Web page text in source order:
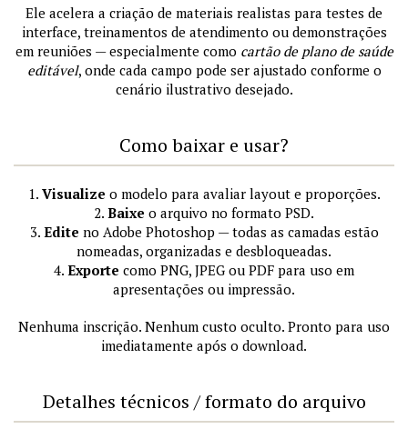
Ele acelera a criação de materiais realistas para testes de
interface, treinamentos de atendimento ou demonstrações
em reuniões — especialmente como cartão de plano de saúde
editável, onde cada campo pode ser ajustado conforme o
cenário ilustrativo desejado.
Como baixar e usar?
1. Visualize o modelo para avaliar layout e proporções.
2. Baixe o arquivo no formato PSD.
3. Edite no Adobe Photoshop — todas as camadas estão
nomeadas, organizadas e desbloqueadas.
4. Exporte como PNG, JPEG ou PDF para uso em
apresentações ou impressão.
Nenhuma inscrição. Nenhum custo oculto. Pronto para uso
imediatamente após o download.
Detalhes técnicos / formato do arquivo